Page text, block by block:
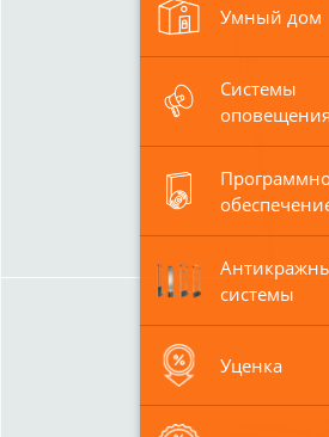
Умный дом
Системы
оповещения
системы
Уценка